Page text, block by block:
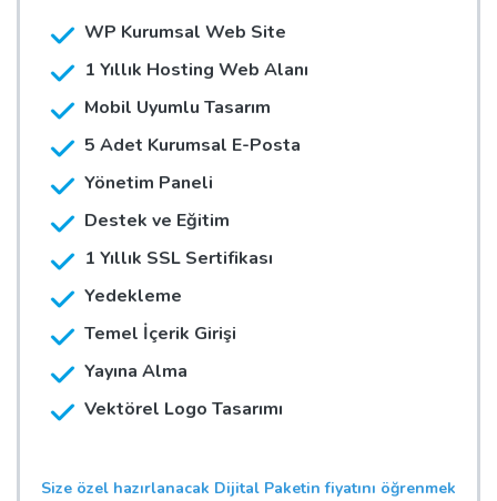
WP Kurumsal Web Site
1 Yıllık Hosting Web Alanı
Mobil Uyumlu Tasarım
5 Adet Kurumsal E-Posta
Yönetim Paneli
Destek ve Eğitim
1 Yıllık SSL Sertifikası
Yedekleme
Temel İçerik Girişi
Yayına Alma
Vektörel Logo Tasarımı
Size özel hazırlanacak Dijital Paketin fiyatını öğrenmek